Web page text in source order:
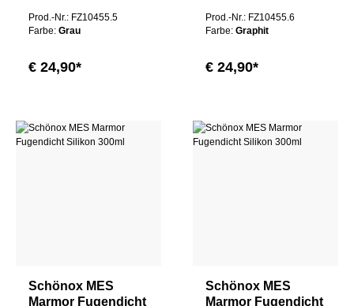
Prod.-Nr.: FZ10455.5
Farbe: Grau
€ 24,90*
Prod.-Nr.: FZ10455.6
Farbe: Graphit
€ 24,90*
Schönox MES
Marmor Fugendicht
Schönox MES
Marmor Fugendicht